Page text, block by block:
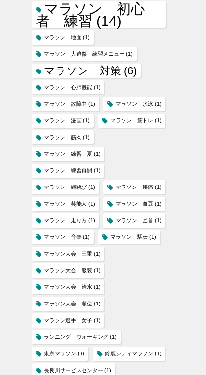
マラソン 初心
者 練習 (14)
マラソン 地面 (1)
マラソン 大迫傑 練習メニュー (1)
マラソン 対策 (6)
マラソン 心肺機能 (1)
マラソン 故障中 (1) マラソン 水泳 (1)
マラソン 漫画 (1) マラソン 筋トレ (1)
マラソン 筋肉 (1)
マラソン 練習 夏 (1)
マラソン 練習再開 (1)
マラソン 縄跳び (1) マラソン 腰痛 (1)
マラソン 芸能人 (1) マラソン 血豆 (1)
マラソン 走り方 (1) マラソン 足首 (1)
マラソン 音楽 (1) マラソン 駅伝 (1)
マラソン大会 三重 (1)
マラソン大会 服装 (1)
マラソン大会 給水 (1)
マラソン大会 順位 (1)
マラソン選手 女子 (1)
ランニング ウォーキング (1)
東京マラソン (1) 鈴鹿シティマラソン (1)
長良川サービスセンター (1)